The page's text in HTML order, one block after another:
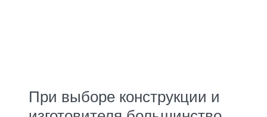
При выборе конструкции и